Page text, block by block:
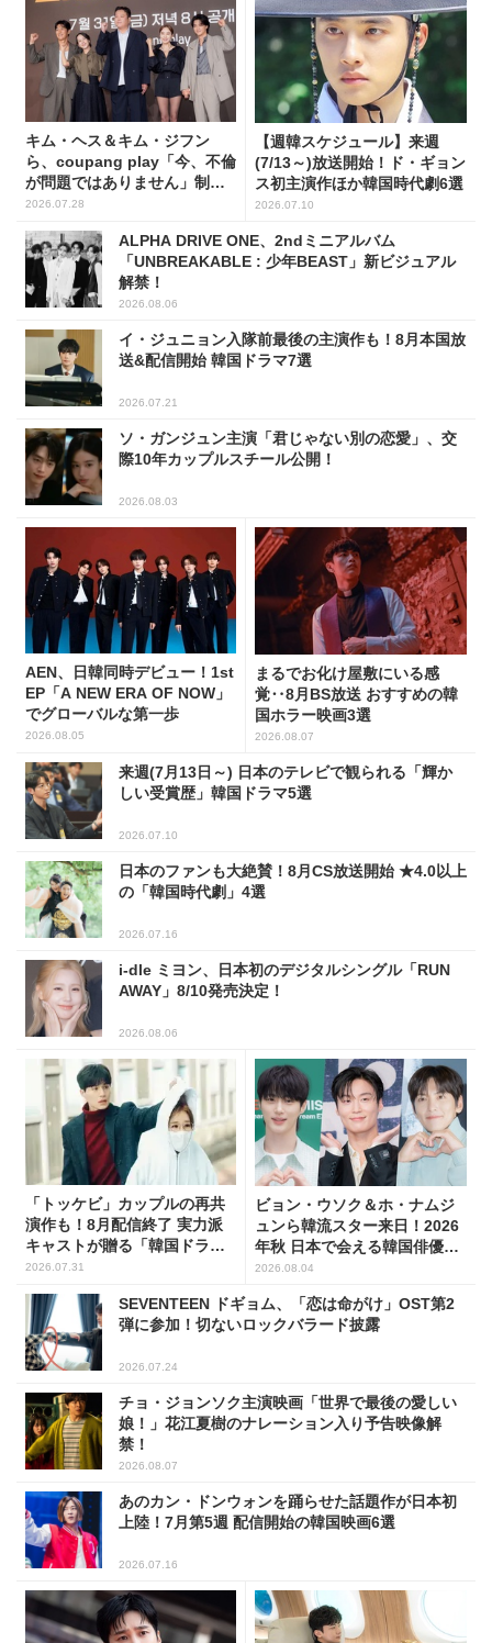
キム・ヘス＆キム・ジフン
ら、coupang play「今、不倫
が問題ではありません」制作
発表会に出席！(PHOTO15枚)
2026.07.28
【週韓スケジュール】来週
(7/13～)放送開始！ド・ギョン
ス初主演作ほか韓国時代劇6選
2026.07.10
ALPHA DRIVE ONE、2ndミニアルバム
「UNBREAKABLE : 少年BEAST」新ビジュアル
解禁！
2026.08.06
イ・ジュニョン入隊前最後の主演作も！8月本国放
送&配信開始 韓国ドラマ7選
2026.07.21
ソ・ガンジュン主演「君じゃない別の恋愛」、交
際10年カップルスチール公開！
2026.08.03
AEN、日韓同時デビュー！1st
EP「A NEW ERA OF NOW」
でグローバルな第一歩
2026.08.05
まるでお化け屋敷にいる感
覚‥8月BS放送 おすすめの韓
国ホラー映画3選
2026.08.07
来週(7月13日～) 日本のテレビで観られる「輝か
しい受賞歴」韓国ドラマ5選
2026.07.10
日本のファンも大絶賛！8月CS放送開始 ★4.0以上
の「韓国時代劇」4選
2026.07.16
i-dle ミヨン、日本初のデジタルシングル「RUN
AWAY」8/10発売決定！
2026.08.06
「トッケビ」カップルの再共
演作も！8月配信終了 実力派
キャストが贈る「韓国ドラ
マ」5選
2026.07.31
ビョン・ウソク＆ホ・ナムジ
ュンら韓流スター来日！2026
年秋 日本で会える韓国俳優10
人
2026.08.04
SEVENTEEN ドギョム、「恋は命がけ」OST第2
弾に参加！切ないロックバラード披露
2026.07.24
チョ・ジョンソク主演映画「世界で最後の愛しい
娘！」花江夏樹のナレーション入り予告映像解
禁！
2026.08.07
あのカン・ドンウォンを踊らせた話題作が日本初
上陸！7月第5週 配信開始の韓国映画6選
2026.07.16